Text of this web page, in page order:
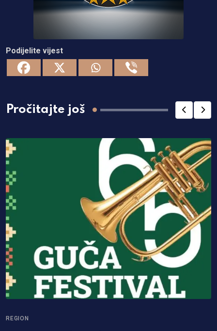
Podijelite vijest
Pročitajte još
REGION